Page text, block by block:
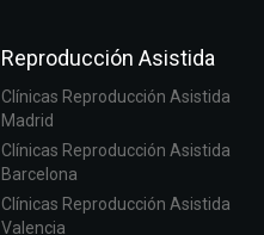
Reproducción Asistida
Clínicas Reproducción Asistida
Madrid
Clínicas Reproducción Asistida
Barcelona
Clínicas Reproducción Asistida
Valencia